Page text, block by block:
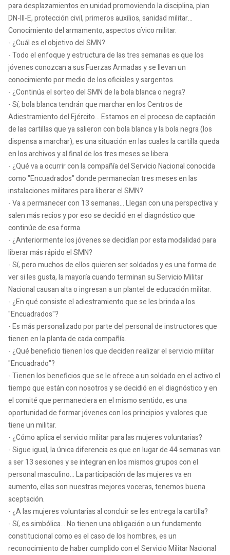
para desplazamientos en unidad promoviendo la disciplina, plan
DN-III-E, protección civil, primeros auxilios, sanidad militar…
Conocimiento del armamento, aspectos cívico militar.
- ¿Cuál es el objetivo del SMN?
- Todo el enfoque y estructura de las tres semanas es que los
jóvenes conozcan a sus Fuerzas Armadas y se llevan un
conocimiento por medio de los oficiales y sargentos.
- ¿Continúa el sorteo del SMN de la bola blanca o negra?
- Sí, bola blanca tendrán que marchar en los Centros de
Adiestramiento del Ejército… Estamos en el proceso de captación
de las cartillas que ya salieron con bola blanca y la bola negra (los
dispensa a marchar), es una situación en las cuales la cartilla queda
en los archivos y al final de los tres meses se libera.
- ¿Qué va a ocurrir con la compañía del Servicio Nacional conocida
como "Encuadrados" donde permanecían tres meses en las
instalaciones militares para liberar el SMN?
- Va a permanecer con 13 semanas… Llegan con una perspectiva y
salen más recios y por eso se decidió en el diagnóstico que
continúe de esa forma.
- ¿Anteriormente los jóvenes se decidían por esta modalidad para
liberar más rápido el SMN?
- Sí, pero muchos de ellos quieren ser soldados y es una forma de
ver si les gusta, la mayoría cuando terminan su Servicio Militar
Nacional causan alta o ingresan a un plantel de educación militar.
- ¿En qué consiste el adiestramiento que se les brinda a los
"Encuadrados"?
- Es más personalizado por parte del personal de instructores que
tienen en la planta de cada compañía.
- ¿Qué beneficio tienen los que deciden realizar el servicio militar
"Encuadrado"?
- Tienen los beneficios que se le ofrece a un soldado en el activo el
tiempo que están con nosotros y se decidió en el diagnóstico y en
el comité que permaneciera en el mismo sentido, es una
oportunidad de formar jóvenes con los principios y valores que
tiene un militar.
- ¿Cómo aplica el servicio militar para las mujeres voluntarias?
- Sigue igual, la única diferencia es que en lugar de 44 semanas van
a ser 13 sesiones y se integran en los mismos grupos con el
personal masculino… La participación de las mujeres va en
aumento, ellas son nuestras mejores voceras, tenemos buena
aceptación.
- ¿A las mujeres voluntarias al concluir se les entrega la cartilla?
- Sí, es simbólica… No tienen una obligación o un fundamento
constitucional como es el caso de los hombres, es un
reconocimiento de haber cumplido con el Servicio Militar Nacional